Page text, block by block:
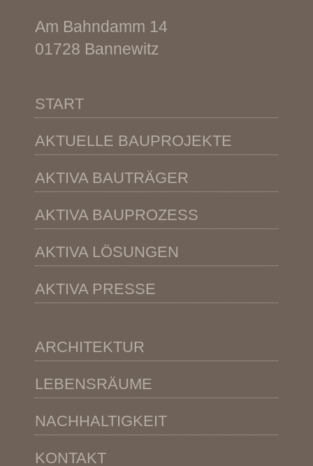
Am Bahndamm 14
01728 Bannewitz
START
AKTUELLE BAUPROJEKTE
AKTIVA BAUTRÄGER
AKTIVA BAUPROZESS
AKTIVA LÖSUNGEN
AKTIVA PRESSE
ARCHITEKTUR
LEBENSRÄUME
NACHHALTIGKEIT
KONTAKT